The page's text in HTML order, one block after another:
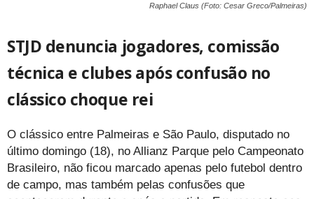
Raphael Claus (Foto: Cesar Greco/Palmeiras)
STJD denuncia jogadores, comissão
técnica e clubes após confusão no
clássico choque rei
O clássico entre Palmeiras e São Paulo, disputado no
último domingo (18), no Allianz Parque pelo Campeonato
Brasileiro, não ficou marcado apenas pelo futebol dentro
de campo, mas também pelas confusões que